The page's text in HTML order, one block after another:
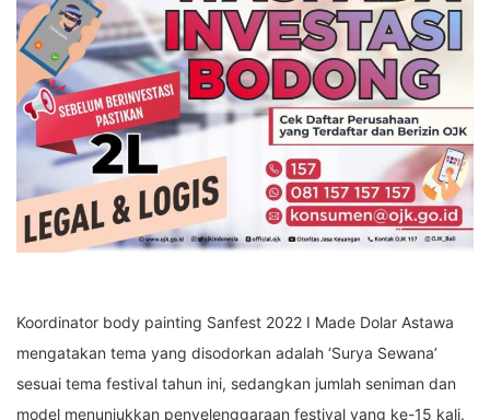
Koordinator body painting Sanfest 2022 I Made Dolar Astawa
mengatakan tema yang disodorkan adalah ‘Surya Sewana’
sesuai tema festival tahun ini, sedangkan jumlah seniman dan
model menunjukkan penyelenggaraan festival yang ke-15 kali.